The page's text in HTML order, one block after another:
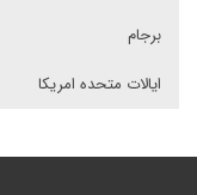
برجام
ایالات متحده امریکا